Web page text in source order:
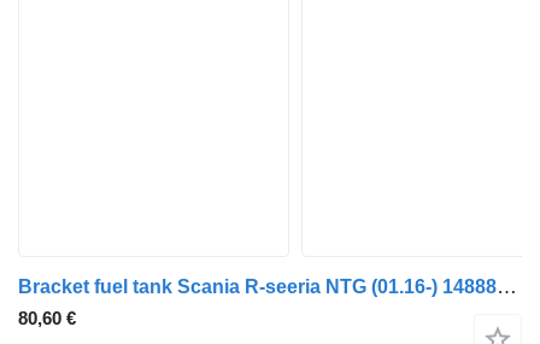
Bracket fuel tank Scania R-seeria NTG (01.16-) 1488893 tüübi jaoks sadulveoki Scania R-Series NTG (01.16-)
80,60 €